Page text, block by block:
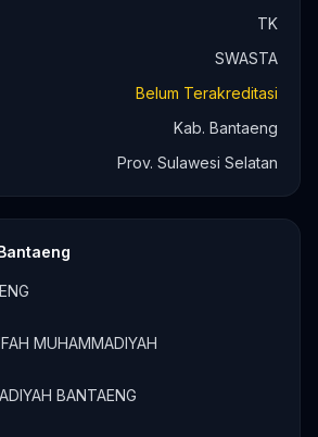
TK
SWASTA
Belum Terakreditasi
Kab. Bantaeng
Prov. Sulawesi Selatan
MUHAMMADIYAH
BANTAENG